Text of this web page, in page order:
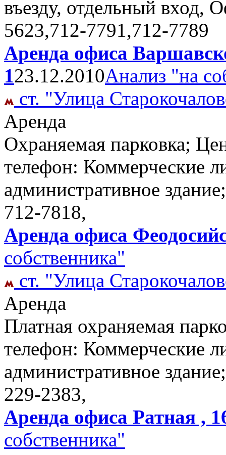
въезду, отдельный вход,
5623,712-7791,712-7789
Аренда офиса
123.12.2010Анализ "на
ст. "Улица
Аренда
Охраняемая парковка;
телефон: Коммерческие
административное
712-7818,
Аренда офиса
собственника"
ст. "Улица
Аренда
Платная охраняемая
телефон: Коммерческие
административное
229-2383,
Аренда офиса Ратная ,
собственника"